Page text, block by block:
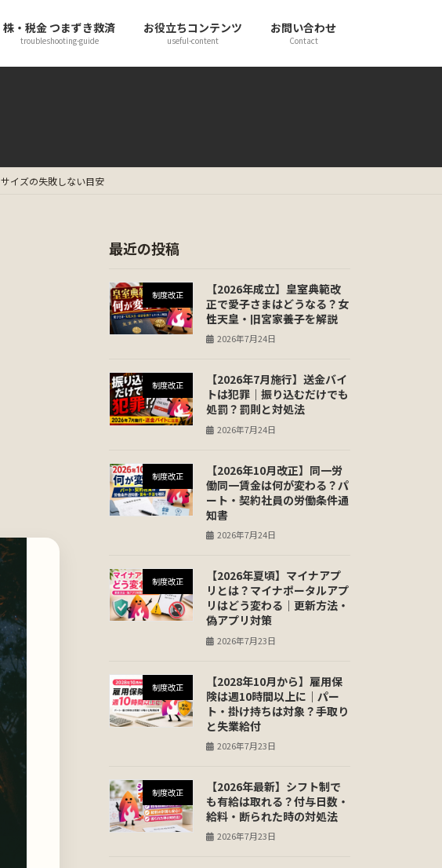
株・税金 つまずき救済
troubleshooting-guide
お役立ちコンテンツ
useful-content
お問い合わせ
Contact
イズの失敗しない目安
最近の投稿
制度改正
【2026年成立】皇室典範改
正で愛子さまはどうなる？女
性天皇・旧宮家養子を解説
2026年7月24日
制度改正
【2026年7月施行】送金バイ
トは犯罪｜振り込むだけでも
処罰？罰則と対処法
2026年7月24日
制度改正
【2026年10月改正】同一労
働同一賃金は何が変わる？パ
ート・契約社員の労働条件通
知書
2026年7月24日
制度改正
【2026年夏頃】マイナアプ
リとは？マイナポータルアプ
リはどう変わる｜更新方法・
偽アプリ対策
2026年7月23日
制度改正
【2028年10月から】雇用保
険は週10時間以上に｜パー
ト・掛け持ちは対象？手取り
と失業給付
2026年7月23日
制度改正
【2026年最新】シフト制で
も有給は取れる？付与日数・
給料・断られた時の対処法
2026年7月23日